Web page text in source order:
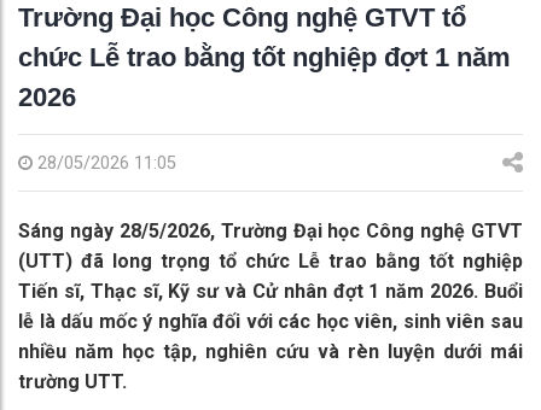
Trường Đại học Công nghệ GTVT tổ
chức Lễ trao bằng tốt nghiệp đợt 1 năm
2026
28/05/2026 11:05
Sáng ngày 28/5/2026, Trường Đại học Công nghệ GTVT
(UTT) đã long trọng tổ chức Lễ trao bằng tốt nghiệp
Tiến sĩ, Thạc sĩ, Kỹ sư và Cử nhân đợt 1 năm 2026. Buổi
lễ là dấu mốc ý nghĩa đối với các học viên, sinh viên sau
nhiều năm học tập, nghiên cứu và rèn luyện dưới mái
trường UTT.